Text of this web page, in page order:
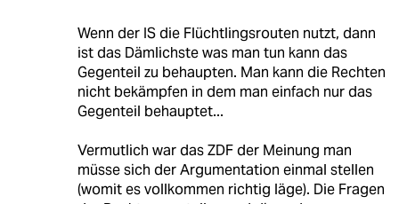
Wenn der IS die Flüchtlingsrouten nutzt, dann
ist das Dämlichste was man tun kann das
Gegenteil zu behaupten. Man kann die Rechten
nicht bekämpfen in dem man einfach nur das
Gegenteil behauptet...
Vermutlich war das ZDF der Meinung man
müsse sich der Argumentation einmal stellen
(womit es vollkommen richtig läge). Die Fragen